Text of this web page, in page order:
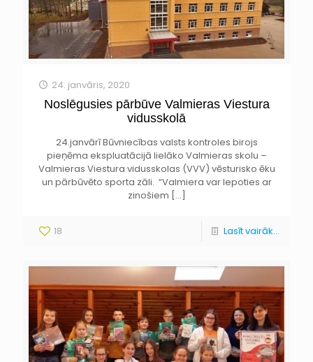
24. janvāris, 2020
Noslēgusies pārbūve Valmieras Viestura
vidusskolā
24.janvārī Būvniecības valsts kontroles birojs
pieņēma ekspluatācijā lielāko Valmieras skolu –
Valmieras Viestura vidusskolas (VVV) vēsturisko ēku
un pārbūvēto sporta zāli. “Valmiera var lepoties ar
zinošiem […]
18 Lasīt vairāk...